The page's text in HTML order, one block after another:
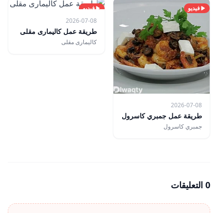
فيديو
2026-07-08
طريقة عمل جمبري كاسرول
جمبري كاسرول
فيديو
2026-07-08
طريقة عمل كاليمارى مقلى
كاليمارى مقلى
0 التعليقات